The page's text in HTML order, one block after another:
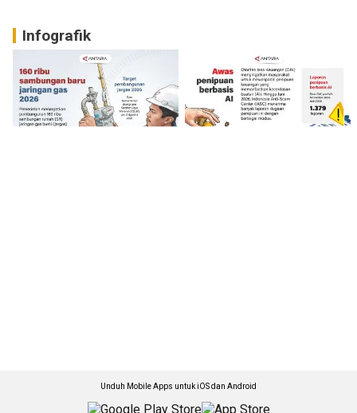
Infografik
Unduh Mobile Apps untuk iOS dan Android